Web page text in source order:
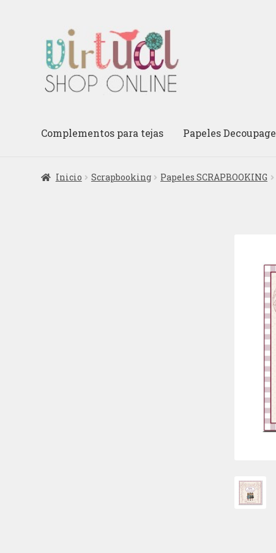
la
navegación
al
contenido
Complementos para tejas Papeles Decoupage
Inicio Scrapbooking Papeles SCRAPBOOKING